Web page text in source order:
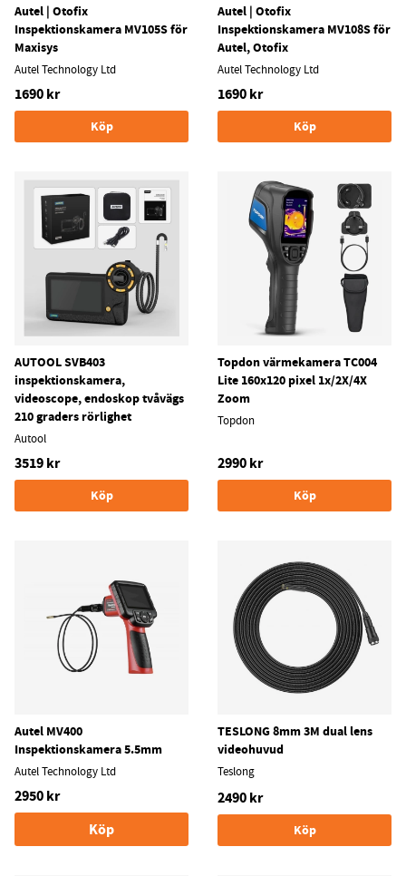
Autel | Otofix
Inspektionskamera MV105S för
Maxisys
Autel Technology Ltd
1690 kr
Köp
Autel | Otofix
Inspektionskamera MV108S för
Autel, Otofix
Autel Technology Ltd
1690 kr
Köp
AUTOOL SVB403
inspektionskamera,
videoscope, endoskop tvåvägs
210 graders rörlighet
Autool
3519 kr
Köp
Topdon värmekamera TC004
Lite 160x120 pixel 1x/2X/4X
Zoom
Topdon
2990 kr
Köp
Autel MV400
Inspektionskamera 5.5mm
Autel Technology Ltd
2950 kr
Köp
TESLONG 8mm 3M dual lens
videohuvud
Teslong
2490 kr
Köp